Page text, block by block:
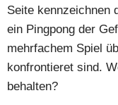
Seite kennzeichnen
ein Pingpong der
mehrfachem Spiel
konfrontieret sind.
behalten?